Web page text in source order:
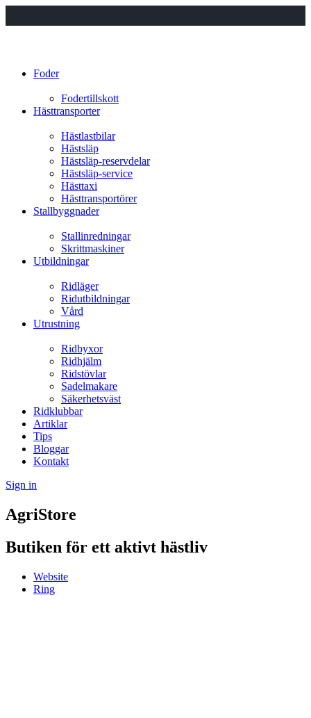
Foder
Fodertillskott
Hästtransporter
Hästlastbilar
Hästsläp
Hästsläp-reservdelar
Hästsläp-service
Hästtaxi
Hästtransportörer
Stallbyggnader
Stallinredningar
Skrittmaskiner
Utbildningar
Ridläger
Ridutbildningar
Vård
Utrustning
Ridbyxor
Ridhjälm
Ridstövlar
Sadelmakare
Säkerhetsväst
Ridklubbar
Artiklar
Tips
Bloggar
Kontakt
Sign in
AgriStore
Butiken för ett aktivt hästliv
Website
Ring